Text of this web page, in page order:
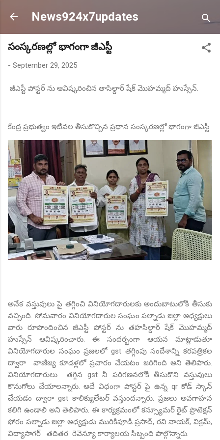
Skip to main content
News924x7updates
సంస్కరణల్లో భాగంగా జీఎస్టీ
- September 29, 2025
జీఎస్టీ పోస్టర్ ను ఆవిష్కరించిన తాసిల్దార్ షేక్ మొహమ్మద్ హుస్సేన్.
కేంద్ర ప్రభుత్వం ఇటీవల తీసుకొచ్చిన ప్రధాన సంస్కరణల్లో భాగంగా జీఎస్టీ
అనేక వస్తువులు పై తగ్గించి వినియోగదారులకు అందుబాటులోకి తీసుకు
వచ్చింది. సోమవారం వినియోగదారుల సంఘం పల్నాడు జిల్లా అధ్యక్షులు
వారు రూపొందించిన జీఎస్టీ పోస్టర్ ను తహసిల్దార్ షేక్ మొహమ్మద్
హుస్సేన్ ఆవిష్కరించారు. ఈ సందర్భంగా ఆయన మాట్లాడుతూ
వినియోగదారుల సంఘం ప్రజలలో gst తగ్గింపు సందేశాన్ని కరపత్రికల
ద్వారా వాణిజ్య కూడళ్లలో ప్రచారం చేయటం జరిగింది అని తెలిపారు.
వినియోగదారులు తగ్గిన gst నీ పరిగణనలోకి తీసుకొని వస్తువులు
కొనుగోలు చేయాలన్నారు. అదే విధంగా పోస్టర్ పై ఉన్న qr కోడ్ స్కాన్
చేయడం ద్వారా gst కాలిక్యులేటర్ వస్తుందన్నారు. ప్రజలు అవగాహన
కలిగి ఉండాలి అని తెలిపారు. ఈ కార్యక్రమంలో కన్స్యూమర్ రైట్ ప్రొటెక్షన్
ఫోరం పల్నాడు జిల్లా అధ్యక్షుడు మురికిపూడి ప్రసాద్, రవి నాయక్, విక్రమ్,
విద్యాసాగర్ తదితర రెవెన్యూ కార్యాలయ సిబ్బంది పాల్గొన్నారు.